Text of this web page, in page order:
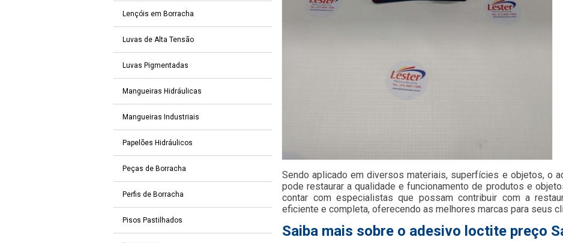
Lençóis em Borracha
Luvas de Alta Tensão
Luvas Pigmentadas
Mangueiras Hidráulicas
Mangueiras Industriais
Papelões Hidráulicos
Peças de Borracha
Perfis de Borracha
Pisos Pastilhados
Sendo aplicado em diversos materiais, superfícies e objetos, o
pode restaurar a qualidade e funcionamento de produtos e
contar com especialistas que possam contribuir com a
eficiente e completa, oferecendo as melhores marcas para seus
Saiba mais sobre o adesivo loctite preço